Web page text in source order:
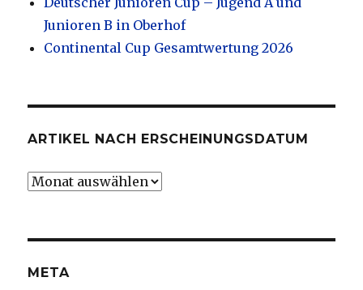
Junioren B in Oberhof
Continental Cup Gesamtwertung 2026
ARTIKEL NACH ERSCHEINUNGSDATUM
Artikel
META